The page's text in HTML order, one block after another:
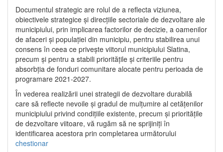
Documentul strategic are rolul de a reflecta viziunea,
obiectivele strategice și direcțiile sectoriale de dezvoltare ale
municipiului, prin implicarea factorilor de decizie, a oamenilor
de afaceri și populației din municipiu, pentru stabilirea unui
consens în ceea ce privește viitorul municipiului Slatina,
precum și pentru a stabili prioritățile și criteriile pentru
absorbția de fonduri comunitare alocate pentru perioada de
programare 2021-2027.
În vederea realizării unei strategii de dezvoltare durabilă
care să reflecte nevoile și gradul de mulțumire al cetățenilor
municipiului privind condițiile existente, precum și prioritățile
de dezvoltare viitoare, vă rugăm să ne sprijiniți în
identificarea acestora prin completarea următorului
chestionar